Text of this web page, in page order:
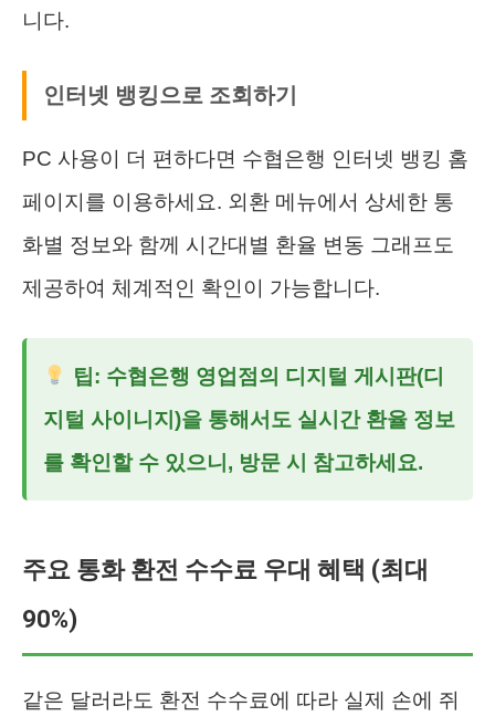
니다.
인터넷 뱅킹으로 조회하기
PC 사용이 더 편하다면 수협은행 인터넷 뱅킹 홈
페이지를 이용하세요. 외환 메뉴에서 상세한 통
화별 정보와 함께 시간대별 환율 변동 그래프도
제공하여 체계적인 확인이 가능합니다.
팁: 수협은행 영업점의 디지털 게시판(디
지털 사이니지)을 통해서도 실시간 환율 정보
를 확인할 수 있으니, 방문 시 참고하세요.
주요 통화 환전 수수료 우대 혜택 (최대
90%)
같은 달러라도 환전 수수료에 따라 실제 손에 쥐